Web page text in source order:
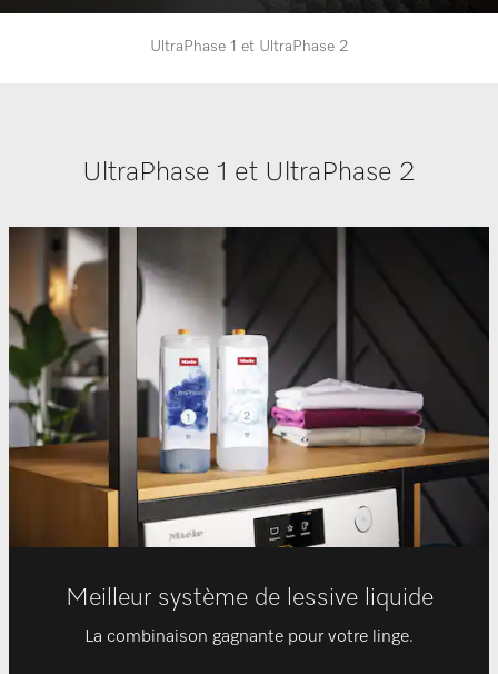
UltraPhase 1 et UltraPhase 2
UltraPhase 1 et UltraPhase 2
Meilleur système de lessive liquide
La combinaison gagnante pour votre linge.